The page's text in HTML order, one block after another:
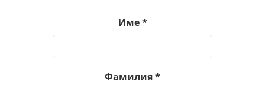
Име*
Фамилия*